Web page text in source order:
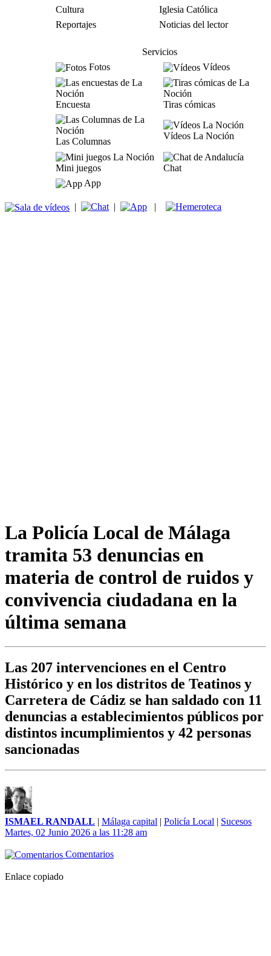
Cultura
Iglesia Católica
Reportajes
Noticias del lector
Servicios
Fotos
Vídeos
Encuesta Tiras cómicas
Las Columnas
Vídeos La Noción
Mini juegos
Chat
App
| | |
La Policía Local de Málaga
tramita 53 denuncias en
materia de control de ruidos y
convivencia ciudadana en la
última semana
Las 207 intervenciones en el Centro
Histórico y en los distritos de Teatinos y
Carretera de Cádiz se han saldado con 11
denuncias a establecimientos públicos por
distintos incumplimientos y 42 personas
sancionadas
ISMAEL RANDALL | Málaga capital | Policía Local | Sucesos
Martes, 02 Junio 2026 a las 11:28 am
Comentarios
Enlace copiado